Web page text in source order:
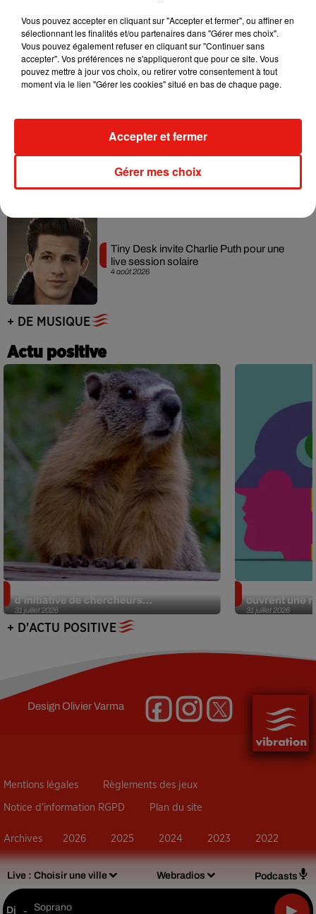
Live : Choisir une ville Webradios Podcasts
Dj - Soprano
7 août 2026
Angèle et Amélie Lens dévoilent leur
collaboration tant attendue
5 août 2026
Benny Blanco invite Selena Gomez et
Becky G sur son nouveau single
4 août 2026
Tiny Desk invite Charlie Puth pour une
live session solaire
+ DE MUSIQUE
Actu positive
31 juillet 2026
d’initiative de chercheurs...
31 juillet 2026
ouvrent une
+ D'ACTU POSITIVE
DesignOlivier Varma
Mentions légales Règlements des jeux
Notice d’information RGPD Plan du site
Archives 2026 2025 2024 2023 2022
Vous pouvez accepter en cliquant sur "Accepter et fermer", ou affiner en
sélectionnant les finalités et/ou partenaires dans "Gérer mes choix".
Vous pouvez également refuser en cliquant sur "Continuer sans
accepter". Vos préférences ne s'appliqueront que pour ce site. Vous
pouvez mettre à jour vos choix, ou retirer votre consentement à tout
moment via le lien "Gérer les cookies" situé en bas de chaque page.
Gérer mes choix
Accepter et fermer